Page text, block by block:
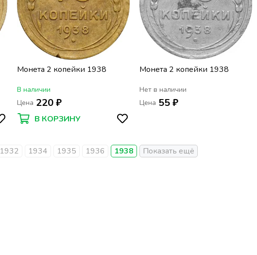
Монета 2 копейки 1938
В наличии
Цена 220 ₽
В КОРЗИНУ
Монета 2 копейки 1938
Нет в наличии
Цена 55 ₽
1932 1934 1935 1936 1938